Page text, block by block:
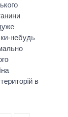
небудь
в